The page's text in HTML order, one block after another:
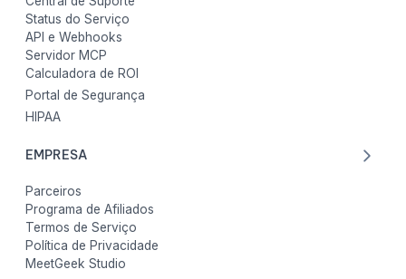
Status do Serviço
API e Webhooks
Servidor MCP
Calculadora de ROI
Portal de Segurança
HIPAA
EMPRESA
Parceiros
Programa de Afiliados
Termos de Serviço
Política de Privacidade
MeetGeek Studio